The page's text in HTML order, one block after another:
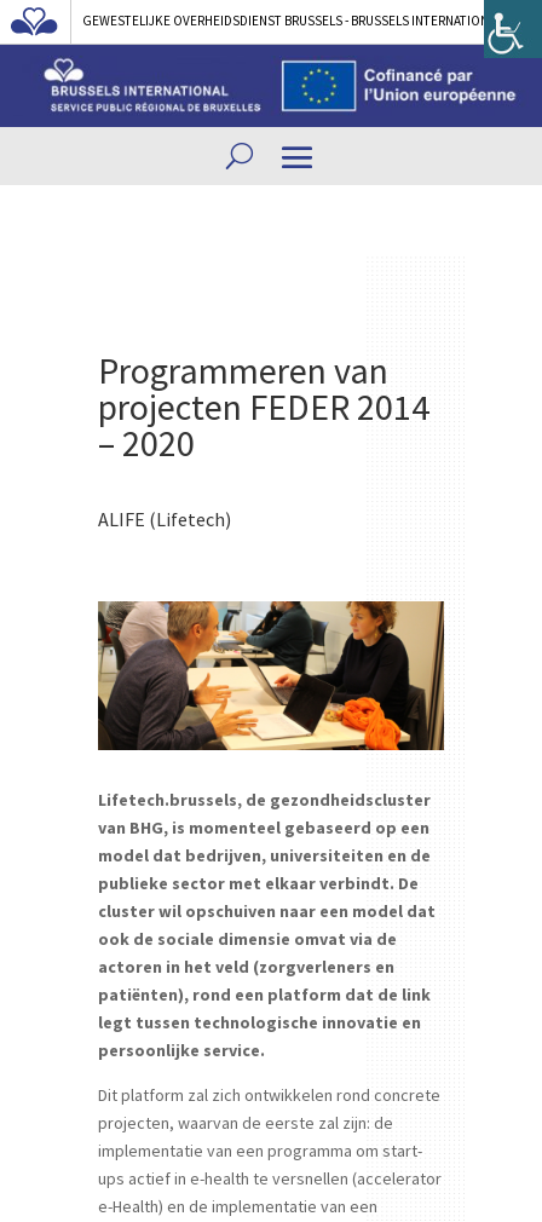
GEWESTELIJKE OVERHEIDSDIENST BRUSSELS - BRUSSELS INTERNATIONAL
Programmeren van
projecten FEDER 2014
– 2020
ALIFE (Lifetech)
Lifetech.brussels, de gezondheidscluster
van BHG, is momenteel gebaseerd op een
model dat bedrijven, universiteiten en de
publieke sector met elkaar verbindt. De
cluster wil opschuiven naar een model dat
ook de sociale dimensie omvat via de
actoren in het veld (zorgverleners en
patiënten), rond een platform dat de link
legt tussen technologische innovatie en
persoonlijke service.
Dit platform zal zich ontwikkelen rond concrete
projecten, waarvan de eerste zal zijn: de
implementatie van een programma om start-
ups actief in e-health te versnellen (accelerator
e-Health) en de implementatie van een